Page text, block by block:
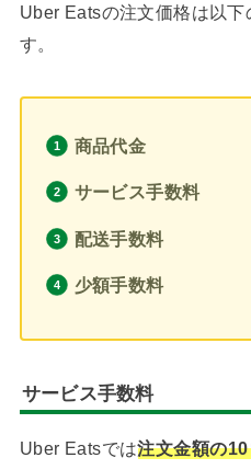
Uber Eatsの注文価格は以
す。
商品代金
サービス手数料
配送手数料
少額手数料
サービス手数料
Uber Eatsでは注文金額の